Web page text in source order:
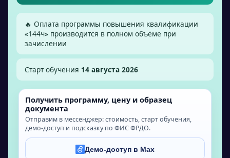
🔥 Оплата программы повышения квалификации
«144ч» производится в полном объёме при
зачислении
Старт обучения 14 августа 2026
Получить программу, цену и образец
документа
Отправим в мессенджер: стоимость, старт обучения,
демо-доступ и подсказку по ФИС ФРДО.
Демо-доступ в Max